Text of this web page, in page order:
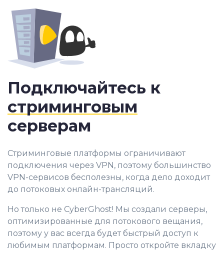
Стриминговые платформы ограничивают
подключения через VPN, поэтому большинство
VPN-сервисов бесполезны, когда дело доходит
до потоковых онлайн-трансляций.
Но только не CyberGhost! Мы создали серверы,
оптимизированные для потокового вещания,
поэтому у вас всегда будет быстрый доступ к
любимым платформам. Просто откройте вкладку
Подключайтесь к
стриминговым
серверам